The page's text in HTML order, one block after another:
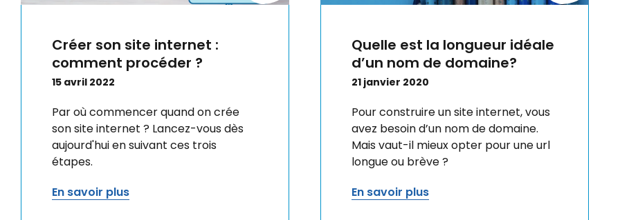
Créer son site internet :
comment procéder ?
15 avril 2022
Par où commencer quand on crée
son site internet ? Lancez-vous dès
aujourd'hui en suivant ces trois
étapes.
En savoir plus
Quelle est la longueur idéale
d’un nom de domaine?
21 janvier 2020
Pour construire un site internet, vous
avez besoin d’un nom de domaine.
Mais vaut-il mieux opter pour une url
longue ou brève ?
En savoir plus